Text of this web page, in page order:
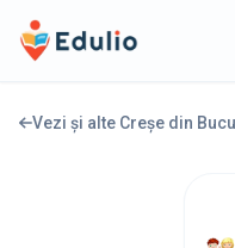
Edulio
Vezi și alte Creșe din